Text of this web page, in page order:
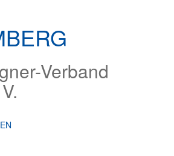
Verband